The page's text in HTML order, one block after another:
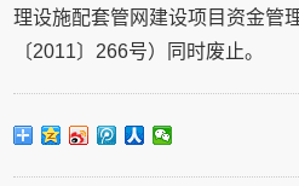
理设施配套管网建设项目资金管
〔2011〕266号）同时废止。